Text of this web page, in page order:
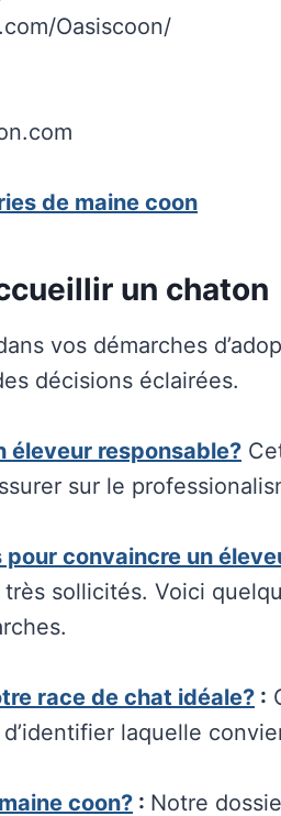
Oasiscoon/
de maine coon
un chaton
vos démarches
décisions éclairées.
éleveur responsable?
sur le
convaincre un
sollicités. Voici
race de chat idéale? :
laquelle
coon? : Notre